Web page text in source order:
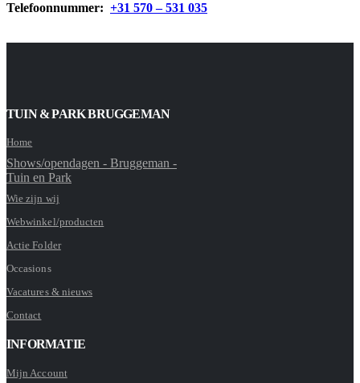
Telefoonnummer: +31 570 – 531 035
TUIN & PARK BRUGGEMAN
Home
Shows/opendagen - Bruggeman -
Tuin en Park
Wie zijn wij
Webwinkel/producten
Actie Folder
Occasions
Vacatures & nieuws
Contact
INFORMATIE
Mijn Account